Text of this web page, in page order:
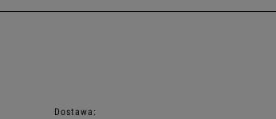
Dostawa: